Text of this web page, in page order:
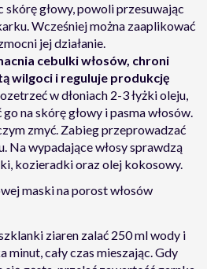
głowy, powoli przesuwając
Wcześniej można zaaplikować
jej działanie.
cebulki włosów, chroni
wilgoci i reguluje produkcję
w dłoniach 2-3 łyżki oleju,
go na skórę głowy i pasma włosów.
zmyć. Zabieg przeprowadzać
Na wypadające włosy sprawdzą
kozieradki oraz olej kokosowy.
maski na porost włosów
ziaren zalać 250 ml wody i
cały czas mieszając. Gdy